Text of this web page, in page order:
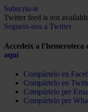
Subscriu-te
Twitter feed is not
Segueix-nos a Twitter
Accedeix a
aquí
Compártelo en
Compártelo en
Compártelo per
Compártelo per